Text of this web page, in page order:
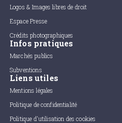
Logos & Images libres de droit
Espace Presse
Crédits photographiques
Infos pratiques
Marchés publics
Subventions
Liens utiles
Mentions légales
Politique de confidentialité
Politique d'utilisation des cookies